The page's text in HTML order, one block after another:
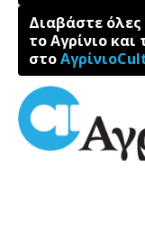
Διαβάστε όλες
το Αγρίνιο
στο